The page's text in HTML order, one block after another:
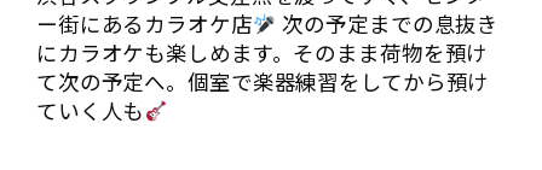
ー街にあるカラオケ店
次の予定までの息抜き
にカラオケも楽しめます。そのまま荷物を預け
て次の予定へ。個室で楽器練習をしてから預け
ていく人も